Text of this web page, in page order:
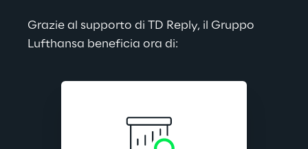
Grazie al supporto di TD Reply, il Gruppo
Lufthansa beneficia ora di: